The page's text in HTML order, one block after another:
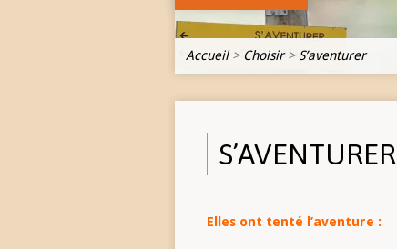
Accueil> Choisir> S’aventurer
S’AVENTURER
Elles ont tenté l’aventure :